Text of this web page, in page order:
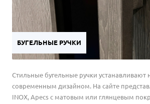
БУГЕЛЬНЫЕ РУЧКИ
Стильные бугельные ручки устанавливают
современным дизайном. На сайте
INOX, Apecs с матовым или глянцевым